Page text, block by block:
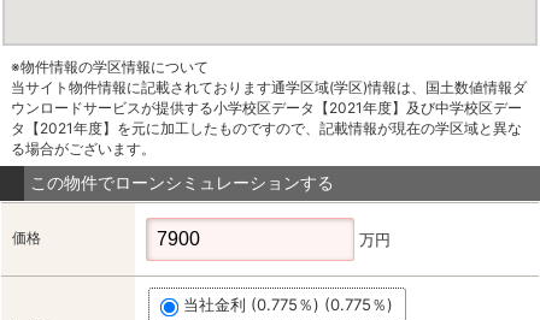
※物件情報の学区情報について
当サイト物件情報に記載されております通学区域(学区)情報は、国土数値情報ダ
ウンロードサービスが提供する小学校区データ【2021年度】及び中学校区デー
タ【2021年度】を元に加工したものですので、記載情報が現在の学区域と異な
る場合がございます。
この物件でローンシミュレーションする
価格 万円
当社金利 (0.775％) (0.775％)